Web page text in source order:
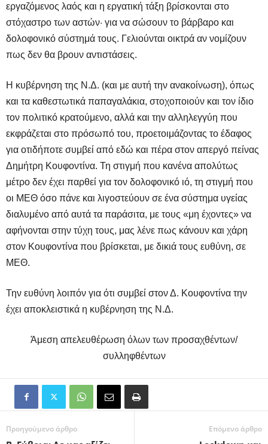
εργαζόμενος λαός και η εργατική τάξη βρίσκονται στο
στόχαστρο των αστών· για να σώσουν το βάρβαρο και
δολοφονικό σύστημά τους. Γελιούνται οικτρά αν νομίζουν
πως δεν θα βρουν αντιστάσεις.
Η κυβέρνηση της Ν.Δ. (και με αυτή την ανακοίνωση), όπως
και τα καθεστωτικά παπαγαλάκια, στοχοποιούν και τον ίδιο
τον πολιτικό κρατούμενο, αλλά και την αλληλεγγύη που
εκφράζεται στο πρόσωπό του, προετοιμάζοντας το έδαφος
για οτιδήποτε συμβεί από εδώ και πέρα στον απεργό πείνας
Δημήτρη Κουφοντίνα. Τη στιγμή που κανένα απολύτως
μέτρο δεν έχει παρθεί για τον δολοφονικό ιό, τη στιγμή που
οι ΜΕΘ όσο πάνε και λιγοστεύουν σε ένα σύστημα υγείας
διαλυμένο από αυτά τα παράσιτα, με τους «μη έχοντες» να
αφήνονται στην τύχη τους, μας λένε πως κάνουν και χάρη
στον Κουφοντίνα που βρίσκεται, με δικιά τους ευθύνη, σε
ΜΕΘ.
Την ευθύνη λοιπόν για ότι συμβεί στον Δ. Κουφοντίνα την
έχει αποκλειστικά η κυβέρνηση της Ν.Δ.
Άμεση απελευθέρωση όλων των προσαχθέντων/
συλληφθέντων
Προηγούμενο άρθρο Επόμενο άρθρο